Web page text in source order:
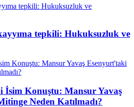
tepkili: Hukuksuzluk ve
İsim Konuştu: Mansur Yavaş
Neden Katılmadı?